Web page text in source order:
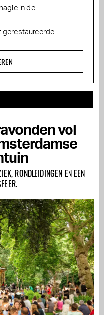
in de
gerestaureerde
vol
RONDLEIDINGEN EN EEN